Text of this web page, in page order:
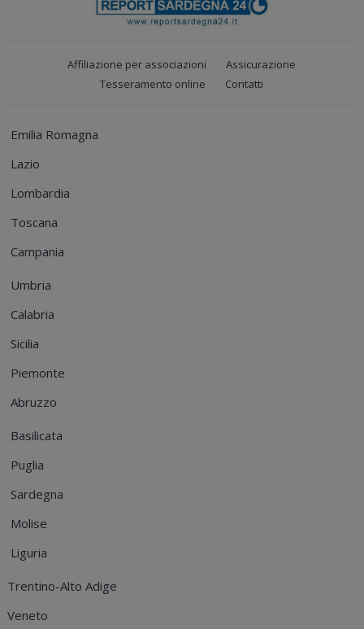
Affiliazione per associazioni
Assicurazione
Tesseramento online
Contatti
Emilia Romagna
Lazio
Lombardia
Toscana
Campania
Umbria
Calabria
Sicilia
Piemonte
Abruzzo
Basilicata
Puglia
Sardegna
Molise
Liguria
Trentino-Alto Adige
Veneto